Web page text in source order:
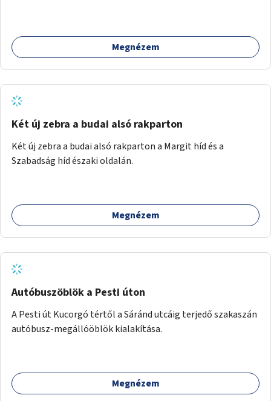
Megnézem
Két új zebra a budai alsó rakparton
Két új zebra a budai alsó rakparton a Margit híd és a
Szabadság híd északi oldalán.
Megnézem
Autóbuszöblök a Pesti úton
A Pesti út Kucorgó tértől a Sáránd utcáig terjedő szakaszán
autóbusz-megállóöblök kialakítása.
Megnézem